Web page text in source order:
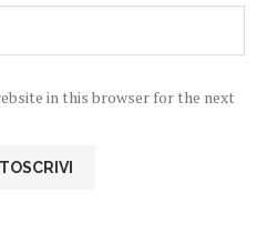
in this browser for the next